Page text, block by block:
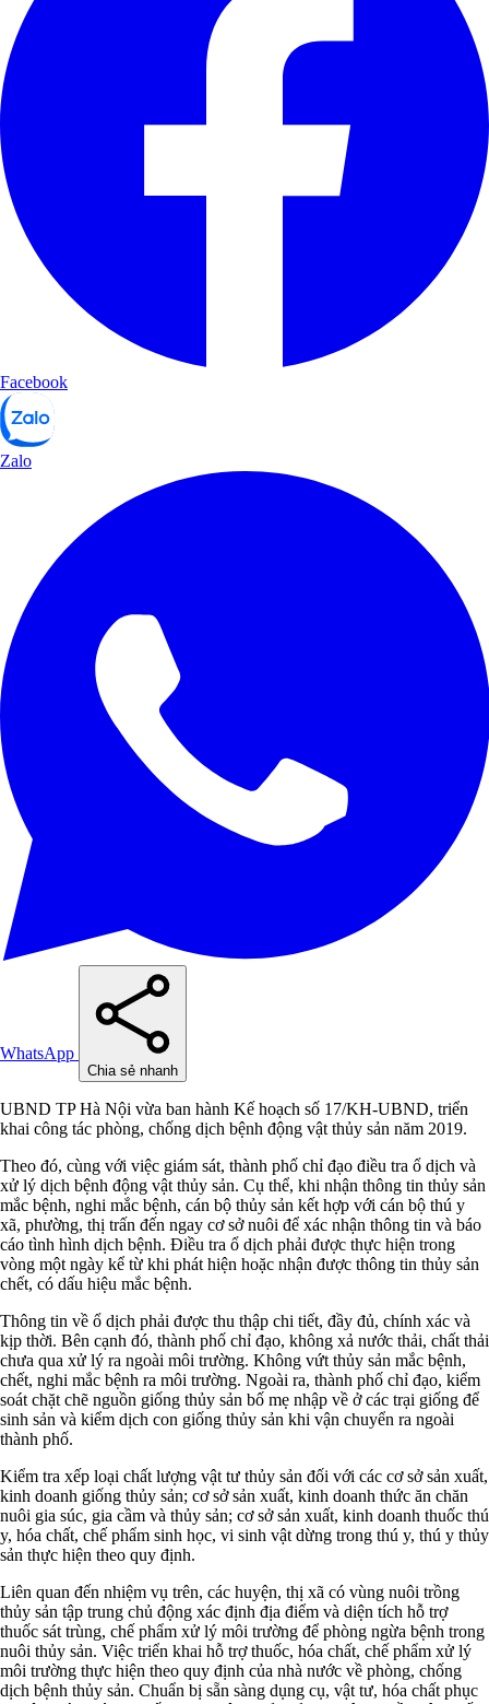
Facebook
Zalo
WhatsApp
Chia sẻ nhanh
UBND TP Hà Nội vừa ban hành Kế hoạch số 17/KH-UBND, triển
khai công tác phòng, chống dịch bệnh động vật thủy sản năm 2019.
Theo đó, cùng với việc giám sát, thành phố chỉ đạo điều tra ổ dịch và
xử lý dịch bệnh động vật thủy sản. Cụ thể, khi nhận thông tin thủy sản
mắc bệnh, nghi mắc bệnh, cán bộ thủy sản kết hợp với cán bộ thú y
xã, phường, thị trấn đến ngay cơ sở nuôi để xác nhận thông tin và báo
cáo tình hình dịch bệnh. Điều tra ổ dịch phải được thực hiện trong
vòng một ngày kể từ khi phát hiện hoặc nhận được thông tin thủy sản
chết, có dấu hiệu mắc bệnh.
Thông tin về ổ dịch phải được thu thập chi tiết, đầy đủ, chính xác và
kịp thời. Bên cạnh đó, thành phố chỉ đạo, không xả nước thải, chất thải
chưa qua xử lý ra ngoài môi trường. Không vứt thủy sản mắc bệnh,
chết, nghi mắc bệnh ra môi trường. Ngoài ra, thành phố chỉ đạo, kiểm
soát chặt chẽ nguồn giống thủy sản bố mẹ nhập về ở các trại giống để
sinh sản và kiểm dịch con giống thủy sản khi vận chuyển ra ngoài
thành phố.
Kiểm tra xếp loại chất lượng vật tư thủy sản đối với các cơ sở sản xuất,
kinh doanh giống thủy sản; cơ sở sản xuất, kinh doanh thức ăn chăn
nuôi gia súc, gia cầm và thủy sản; cơ sở sản xuất, kinh doanh thuốc thú
y, hóa chất, chế phẩm sinh học, vi sinh vật dừng trong thú y, thú y thủy
sản thực hiện theo quy định.
Liên quan đến nhiệm vụ trên, các huyện, thị xã có vùng nuôi trồng
thủy sản tập trung chủ động xác định địa điểm và diện tích hỗ trợ
thuốc sát trùng, chế phẩm xử lý môi trường để phòng ngừa bệnh trong
nuôi thủy sản. Việc triển khai hỗ trợ thuốc, hóa chất, chế phẩm xử lý
môi trường thực hiện theo quy định của nhà nước về phòng, chống
dịch bệnh thủy sản. Chuẩn bị sẵn sàng dụng cụ, vật tư, hóa chất phục